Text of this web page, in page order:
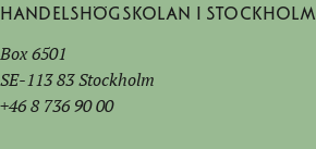
Handelshögskolan i Stockholm
Box 6501
SE-113 83 Stockholm
+46 8 736 90 00